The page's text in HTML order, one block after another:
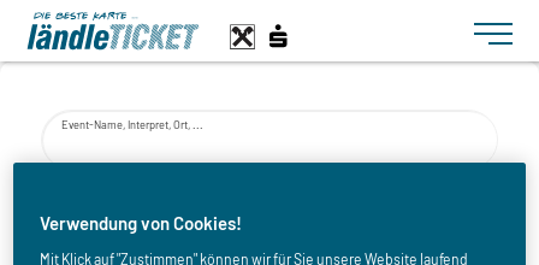
Toggle
Event-Name, Interpret, Ort, ...
Verwendung von Cookies!
Mit Klick auf "Zustimmen" können wir für Sie unsere Website laufend